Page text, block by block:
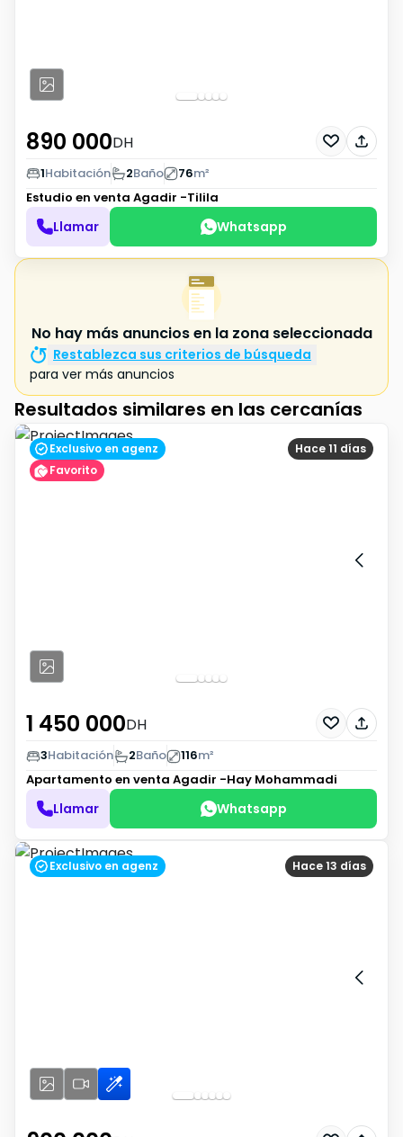
890 000DH
1Habitación 2Baño 76m²
Estudio en venta Agadir -Tilila
Llamar Whatsapp
No hay más anuncios en la zona seleccionada
Restablezca sus criterios de búsqueda
para ver más anuncios
Resultados similares en las cercanías
Hace 11 días
Exclusivo en agenz
Favorito
1 450 000DH
3Habitación 2Baño 116m²
Apartamento en venta Agadir -Hay Mohammadi
Llamar Whatsapp
Hace 13 días
Exclusivo en agenz